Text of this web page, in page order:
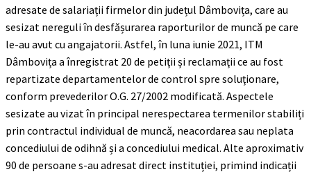
adresate de salariații firmelor din județul Dâmbovița, care au
sesizat nereguli în desfășurarea raporturilor de muncă pe care
le-au avut cu angajatorii. Astfel, în luna iunie 2021, ITM
Dâmbovița a înregistrat 20 de petiţii și reclamaţii ce au fost
repartizate departamentelor de control spre soluţionare,
conform prevederilor O.G. 27/2002 modificată. Aspectele
sesizate au vizat în principal nerespectarea termenilor stabiliți
prin contractul individual de muncă, neacordarea sau neplata
concediului de odihnă și a concediului medical. Alte aproximativ
90 de persoane s-au adresat direct instituției, primind indicații